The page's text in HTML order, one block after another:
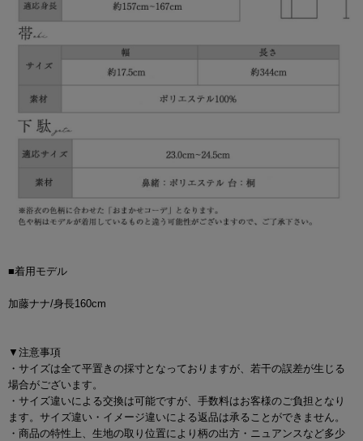
■着用モデル
加藤ナナ/身長160cm
▼注意事項
・サイズは全て平置きの採寸となっておりますが、若干の誤差が生じる
場合がございます。
・サイズ違いによる交換は可能ですが、手数料はお客様のご負担となり
ます。サイズ違い・イメージ違いによる返品は承ることができません。
・商品の特性上、生地の取り位置により柄の出方・ニュアンスなど多少